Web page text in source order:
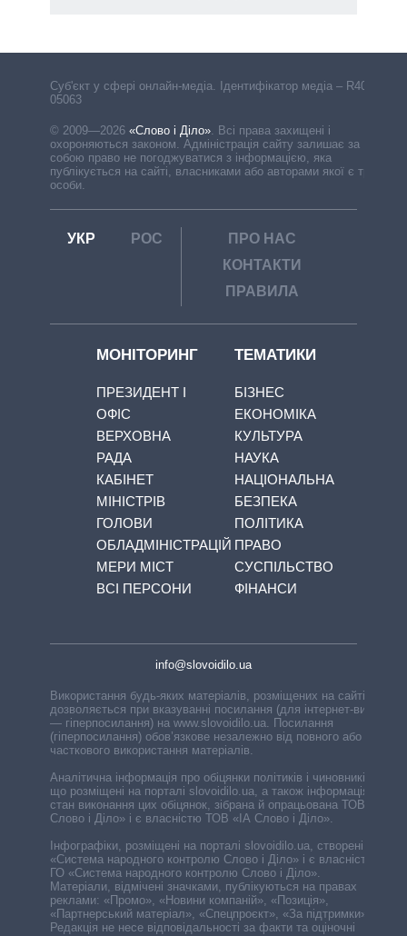
Cуб'єкт у сфері онлайн-медіа. Ідентифікатор медіа – R40-
05063
© 2009—2026 «Слово і Діло»
Всі права захищені і
охороняються законом. Адміністрація сайту залишає за
собою право не погоджуватися з інформацією, яка
публікується на сайті, власниками або авторами якої є треті
особи.
УКР РОС
ПРО НАС
КОНТАКТИ
ПРАВИЛА
МОНІТОРИНГ
ПРЕЗИДЕНТ І
ОФІС
ВЕРХОВНА
РАДА
КАБІНЕТ
МІНІСТРІВ
ГОЛОВИ
ОБЛАДМІНІСТРАЦІЙ
МЕРИ МІСТ
ВСІ ПЕРСОНИ
ТЕМАТИКИ
БІЗНЕС
ЕКОНОМІКА
КУЛЬТУРА
НАУКА
НАЦІОНАЛЬНА
БЕЗПЕКА
ПОЛІТИКА
ПРАВО
СУСПІЛЬСТВО
ФІНАНСИ
info@slovoidilo.ua
Використання будь-яких матеріалів, розміщених на сайті,
дозволяється при вказуванні посилання (для інтернет-видань
— гіперпосилання) на www.slovoidilo.ua. Посилання
(гіперпосилання) обов’язкове незалежно від повного або
часткового використання матеріалів.
Аналітична інформація про обіцянки політиків і чиновників,
що розміщені на порталі slovoidilo.ua, а також інформація про
стан виконання цих обіцянок, зібрана й опрацьована ТОВ «ІА
Слово і Діло» і є власністю ТОВ «ІА Слово і Діло».
Інфографіки, розміщені на порталі slovoidilo.ua, створені ГО
«Система народного контролю Слово і Діло» і є власністю
ГО «Система народного контролю Слово і Діло».
Матеріали, відмічені значками, публікуються на правах
реклами: «Промо», «Новини компаній», «Позиція»,
«Партнерський матеріал», «Спецпроєкт», «За підтримки».
Редакція не несе відповідальності за факти та оціночні